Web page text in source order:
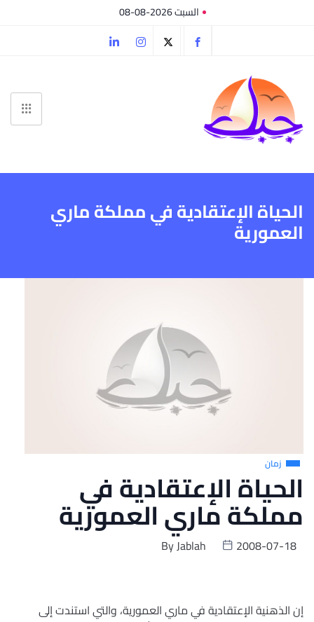
السبت 2026-08-08
الحياة الإعتقادية في مملكة ماري
العمورية
زمان
الحياة الإعتقادية في
مملكة ماري العمورية
ByJablah 2008-07-18
إن الذهنية الإعتقادية في ماري العمورية، والتي استندت إلى